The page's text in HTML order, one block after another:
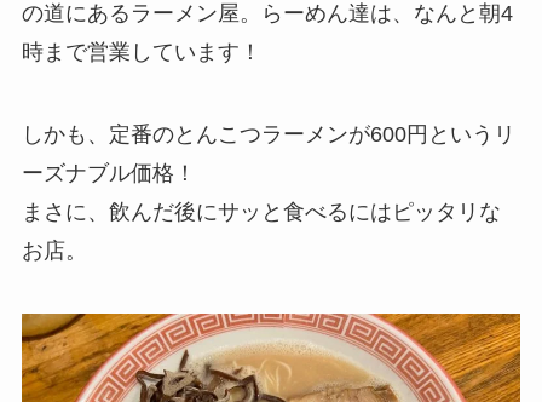
の道にあるラーメン屋。らーめん達は、なんと朝4
時まで営業しています！
しかも、定番のとんこつラーメンが600円というリ
ーズナブル価格！
まさに、飲んだ後にサッと食べるにはピッタリな
お店。